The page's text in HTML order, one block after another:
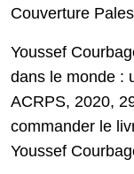
Couverture
Youssef
dans le monde :
ACRPS, 2020,
commander le
Youssef